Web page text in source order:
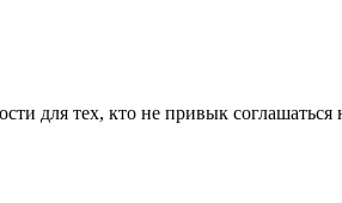
для тех, кто не привык